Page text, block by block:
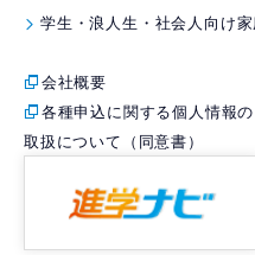
学生・浪人生・社会人向け
会社概要
各種申込に関する個人情報の
取扱について（同意書）